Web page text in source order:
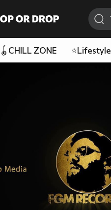
🪀CHILL ZONE ⭐Lifestyle